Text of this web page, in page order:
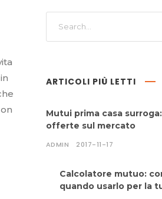
ARTICOLI PIÙ LETTI
Mutui prima casa
offerte sul mercato
ADMIN 2017-11-17
Calcolatore mutuo:
quando usarlo per la